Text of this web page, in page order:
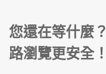
您還在等什麼
路瀏覽更安全！